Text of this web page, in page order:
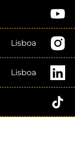
Lisboa
Lisboa